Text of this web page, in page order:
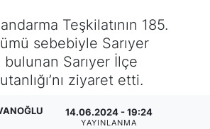
Teşkilatının 185.
sebebiyle Sarıyer
bulunan Sarıyer İlçe
ziyaret etti.
14.06.2024 - 19:24
YAYINLANMA
(Arşiv)